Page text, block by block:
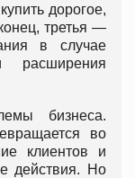
дорогое,
третья —
в случае
расширения
бизнеса.
во
клиентов и
действия. Но